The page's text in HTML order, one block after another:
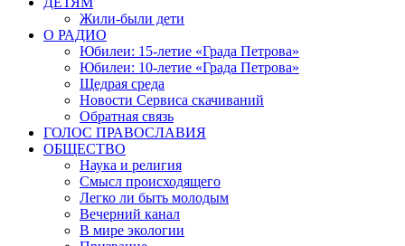
Жили-были дети
О РАДИО
Юбилеи: 15-летие «Града Петрова»
Юбилеи: 10-летие «Града Петрова»
Щедрая среда
Новости Сервиса скачиваний
Обратная связь
ГОЛОС ПРАВОСЛАВИЯ
ОБЩЕСТВО
Наука и религия
Смысл происходящего
Легко ли быть молодым
Вечерний канал
В мире экологии